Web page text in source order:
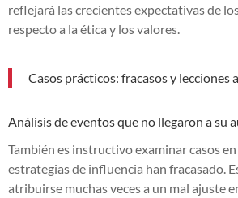
reflejará las crecientes expectativas de
respecto a la ética y los valores.
Casos prácticos: fracasos y lecciones
Análisis de eventos que no llegaron a su
También es instructivo examinar casos
estrategias de influencia han fracasado.
atribuirse muchas veces a un mal ajuste